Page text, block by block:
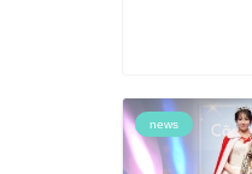
news